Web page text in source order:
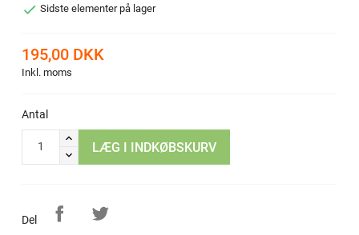
 Sidste elementer på lager
195,00 DKK
Inkl. moms
Antal
LÆG I INDKØBSKURV
Del